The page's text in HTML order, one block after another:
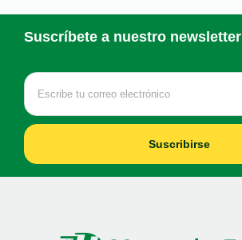
Suscríbete a nuestro newsletter
Suscribirse